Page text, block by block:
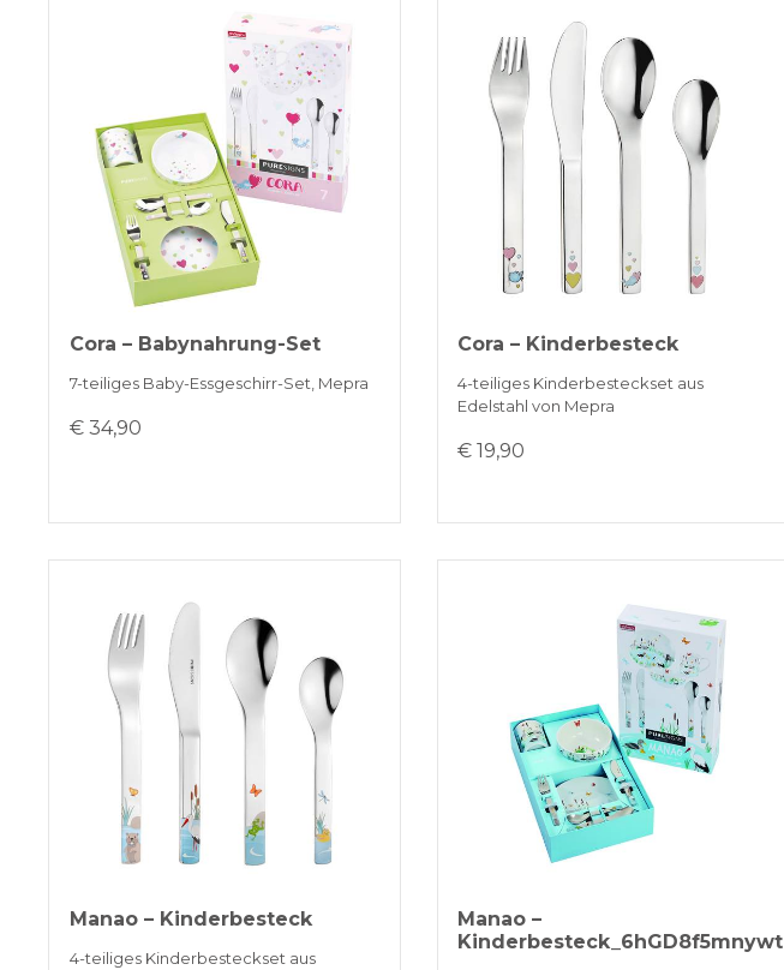
Cora – Babynahrung-Set
7-teiliges Baby-Essgeschirr-Set, Mepra
€ 34,90
Cora – Kinderbesteck
4-teiliges Kinderbesteckset aus
Edelstahl von Mepra
€ 19,90
Manao – Kinderbesteck
4-teiliges Kinderbesteckset aus
Manao –
Kinderbesteck_6hGD8f5mnywt